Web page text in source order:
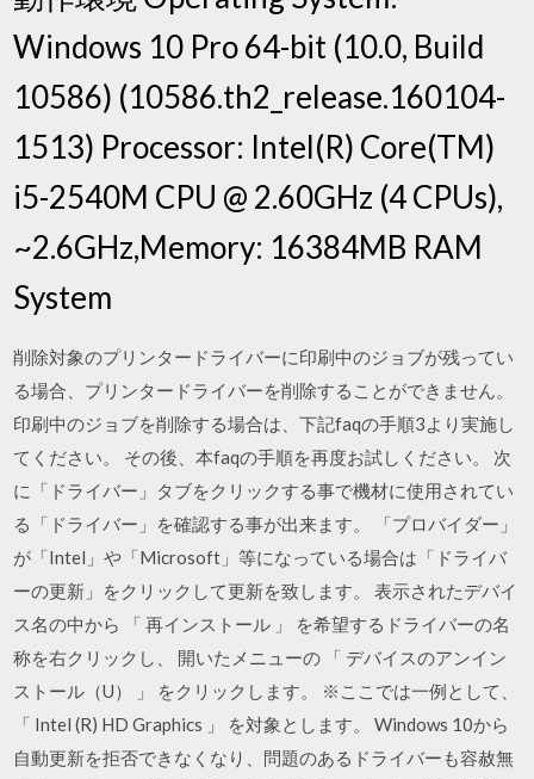
Windows 10 Pro 64-bit (10.0, Build
10586) (10586.th2_release.160104-
1513) Processor: Intel(R) Core(TM)
i5-2540M CPU @ 2.60GHz (4 CPUs),
~2.6GHz,Memory: 16384MB RAM
System
削除対象のプリンタードライバーに印刷中のジョブが残ってい
る場合、プリンタードライバーを削除することができません。
印刷中のジョブを削除する場合は、下記faqの手順3より実施し
てください。 その後、本faqの手順を再度お試しください。 次
に「ドライバー」タブをクリックする事で機材に使用されてい
る「ドライバー」を確認する事が出来ます。 「プロバイダー」
が「Intel」や「Microsoft」等になっている場合は「ドライバ
ーの更新」をクリックして更新を致します。 表示されたデバイ
ス名の中から 「 再インストール 」 を希望するドライバーの名
称を右クリックし、 開いたメニューの 「 デバイスのアンイン
ストール（U） 」 をクリックします。 ※ここでは一例として、
「 Intel (R) HD Graphics 」 を対象とします。 Windows 10から
自動更新を拒否できなくなり、問題のあるドライバーも容赦無